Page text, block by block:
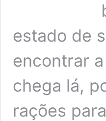
estado de
encontrar
chega lá,
rações